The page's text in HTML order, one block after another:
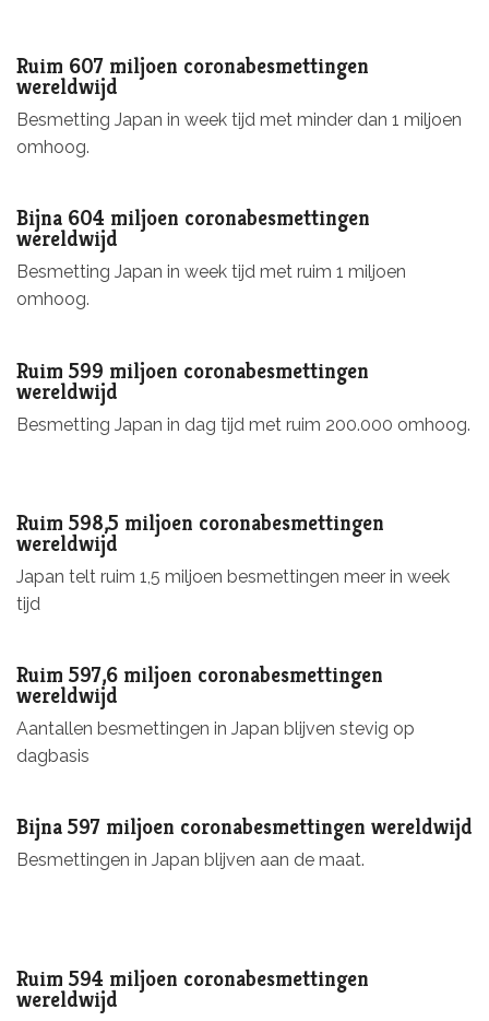
Ruim 607 miljoen coronabesmettingen
wereldwijd
Besmetting Japan in week tijd met minder dan 1 miljoen
omhoog.
Bijna 604 miljoen coronabesmettingen
wereldwijd
Besmetting Japan in week tijd met ruim 1 miljoen
omhoog.
Ruim 599 miljoen coronabesmettingen
wereldwijd
Besmetting Japan in dag tijd met ruim 200.000 omhoog.
Ruim 598,5 miljoen coronabesmettingen
wereldwijd
Japan telt ruim 1,5 miljoen besmettingen meer in week
tijd
Ruim 597,6 miljoen coronabesmettingen
wereldwijd
Aantallen besmettingen in Japan blijven stevig op
dagbasis
Bijna 597 miljoen coronabesmettingen wereldwijd
Besmettingen in Japan blijven aan de maat.
Ruim 594 miljoen coronabesmettingen
wereldwijd